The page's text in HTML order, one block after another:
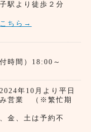
駅より徒歩２分
ちら→
時間）18:00～
年10月より平日
み営業 （※繁忙期
金、土は予約不